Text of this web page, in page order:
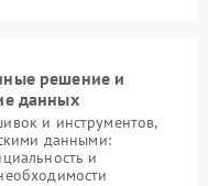
решение и
данных
и инструментов,
данными:
и